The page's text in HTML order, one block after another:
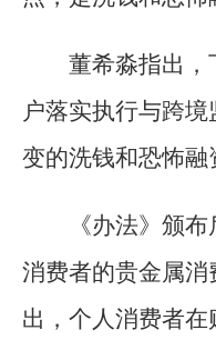
董希淼指出，
户落实执行与跨
变的洗钱和恐怖融
《办法》颁
消费者的贵金属
出，个人消费者